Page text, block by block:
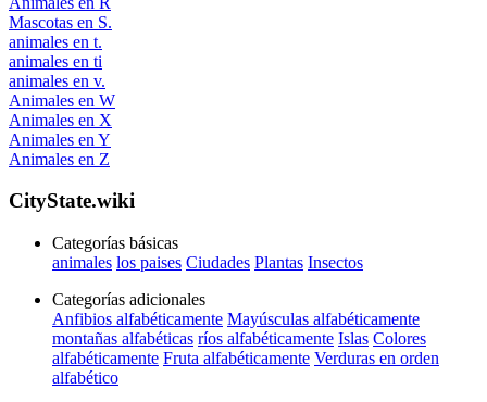
Mascotas en S.
animales en t.
animales en ti
animales en v.
Animales en W
Animales en X
Animales en Y
Animales en Z
CityState.wiki
Categorías básicas
animales los paises Ciudades Plantas Insectos
Categorías adicionales
Anfibios alfabéticamente Mayúsculas alfabéticamente
montañas alfabéticas ríos alfabéticamente Islas Colores
alfabéticamente Fruta alfabéticamente Verduras en orden
alfabético